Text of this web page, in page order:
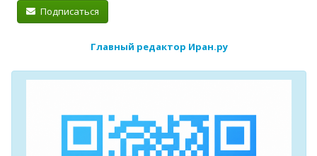
Подписаться
Главный редактор Иран.ру